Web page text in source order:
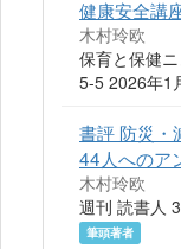
健康安全講
木村玲欧
保育と保健
5-5 2026年1
書評 防災・
44人へのア
木村玲欧
週刊 読書人
筆頭著者